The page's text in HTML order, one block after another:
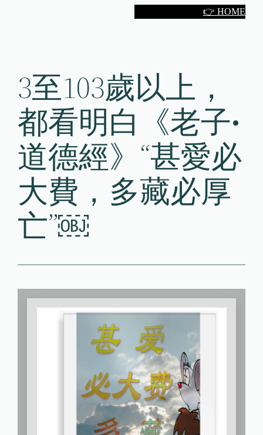
👉 HOME
3至103歲以上，
都看明白《老子•
道德經》“甚愛必
大費，多藏必厚
亡”￼